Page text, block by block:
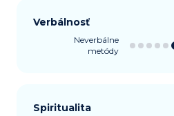
Verbálnosť
Neverbálne
metódy
Spiritualita